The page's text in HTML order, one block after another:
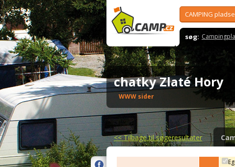
CAMPING
søg:
chatky Zlaté Hory
WWW sider
<<Tilbage til søgeresultater